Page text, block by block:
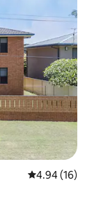
レビュー16
4.94 (16)